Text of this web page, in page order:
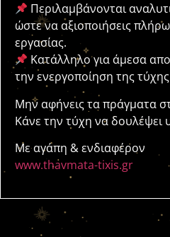
Περιλαμβάνονται
ώστε να αξιοποιήσεις
εργασίας.
Κατάλληλο για άμεσα
την ενεργοποίηση της
Μην αφήνεις τα πράγματα
Κάνε την τύχη να
Με αγάπη & ενδιαφέρον
www.thavmata-tixis.gr